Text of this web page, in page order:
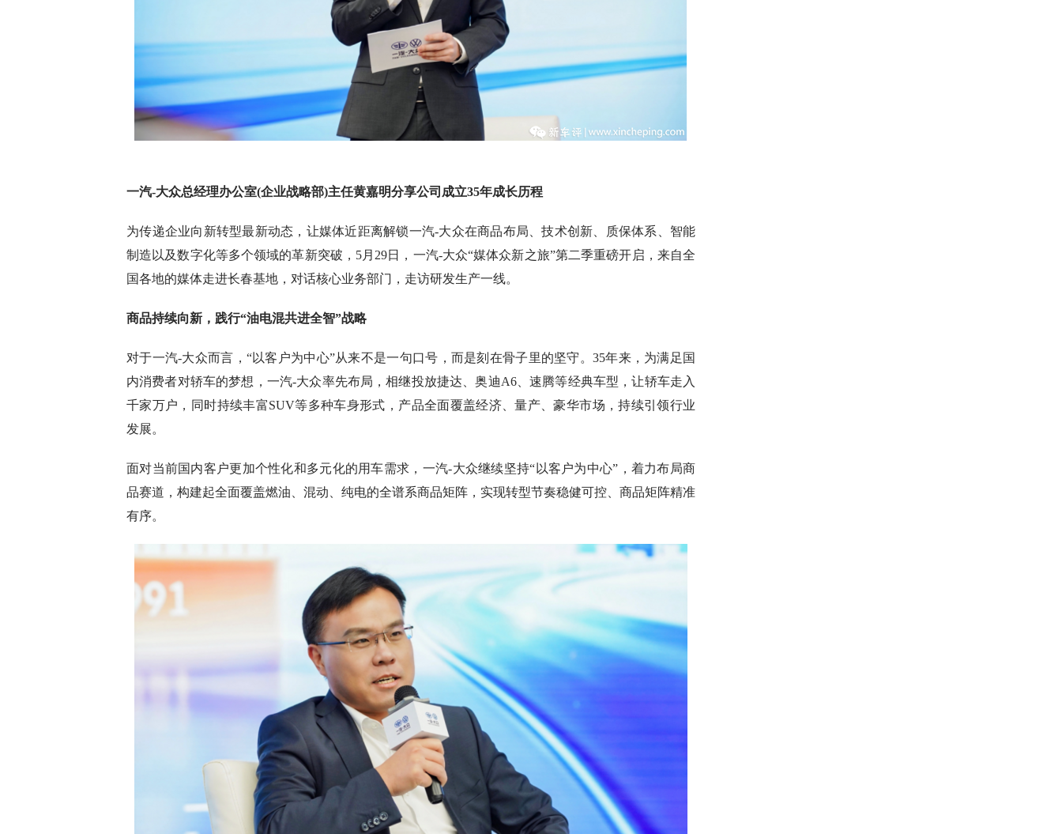
一汽-大众总经理办公室(企业战略部)主任黄嘉明分享公司成立35年成长历程
为传递企业向新转型最新动态，让媒体近距离解锁一汽-大众在商品布局、技术创新、质保体系、智能
制造以及数字化等多个领域的革新突破，5月29日，一汽-大众“媒体众新之旅”第二季重磅开启，来自全
国各地的媒体走进长春基地，对话核心业务部门，走访研发生产一线。
商品持续向新 ，践行“油电混共进全智”战略
对于一汽-大众而言，“以客户为中心”从来不是一句口号，而是刻在骨子里的坚守。35年来，为满足国
内消费者对轿车的梦想，一汽-大众率先布局，相继投放捷达、奥迪A6、速腾等经典车型，让轿车走入
千家万户，同时持续丰富SUV等多种车身形式，产品全面覆盖经济、量产、豪华市场，持续引领行业
发展。
面对当前国内客户更加个性化和多元化的用车需求，一汽-大众继续坚持“以客户为中心”，着力布局商
品赛道，构建起全面覆盖燃油、混动、纯电的全谱系商品矩阵，实现转型节奏稳健可控、商品矩阵精准
有序。